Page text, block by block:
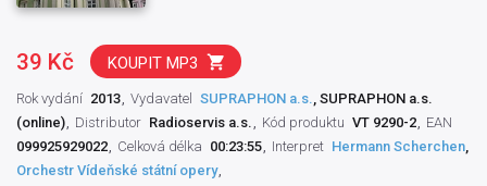
39 Kč KOUPIT MP3
Rok vydání 2013 Vydavatel SUPRAPHON a.s., SUPRAPHON a.s.
(online)
Distributor Radioservis a.s. Kód produktu VT 9290-2
EAN
099925929022
Celková délka 00:23:55 Interpret Hermann Scherchen,
Orchestr Vídeňské státní opery